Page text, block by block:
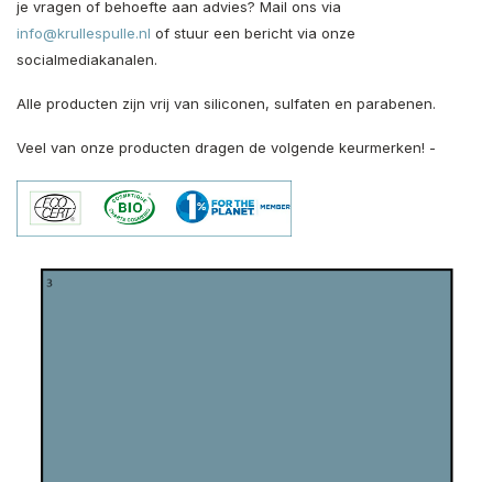
je vragen of behoefte aan advies? Mail ons via
info@krullespulle.nl of stuur een bericht via onze
socialmediakanalen.
Alle producten zijn vrij van siliconen, sulfaten en parabenen.
Veel van onze producten dragen de volgende keurmerken! -